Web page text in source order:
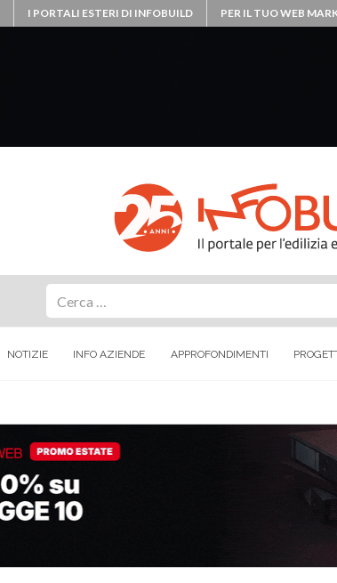
I PORTALI ESTERI DI INFOBUILD PER IL TUO WEB
NOTIZIE INFO AZIENDE APPROFONDIMENTI